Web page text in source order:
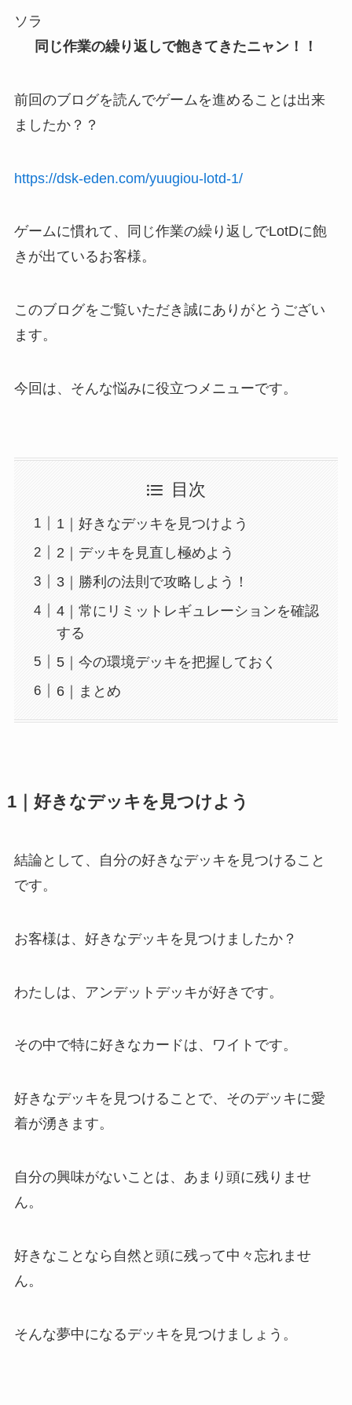
ソラ
同じ作業の繰り返しで飽きてきたニャン！！
前回のブログを読んでゲームを進めることは出来
ましたか？？
https://dsk-eden.com/yuugiou-lotd-1/
ゲームに慣れて、同じ作業の繰り返しでLotDに飽
きが出ているお客様。
このブログをご覧いただき誠にありがとうござい
ます。
今回は、そんな悩みに役立つメニューです。
目次
1｜好きなデッキを見つけよう
2｜デッキを見直し極めよう
3｜勝利の法則で攻略しよう！
4｜常にリミットレギュレーションを確認
する
5｜今の環境デッキを把握しておく
6｜まとめ
1｜好きなデッキを見つけよう
結論として、
自分の好きなデッキを見つけること
です。
お客様は、好きなデッキを見つけましたか？
わたしは、アンデットデッキが好きです。
その中で特に好きなカードは、 ワイト です。
好きなデッキを見つけることで、そのデッキに愛
着が湧きます。
自分の興味がないことは、あまり頭に残りませ
ん。
好きなことなら自然と頭に残って中々忘れませ
ん。
そんな夢中になるデッキを見つけましょう。